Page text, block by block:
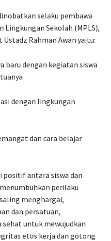
selaku pembawa
Lingkungan Sekolah (MPLS),
Rahman Awan yaitu:
baru dengan kegiatan siswa
dengan lingkungan
dan cara belajar
positif antara siswa dan
perilaku
menghargai,
dan persatuan,
sehat untuk mewujudkan
etos kerja dan gotong